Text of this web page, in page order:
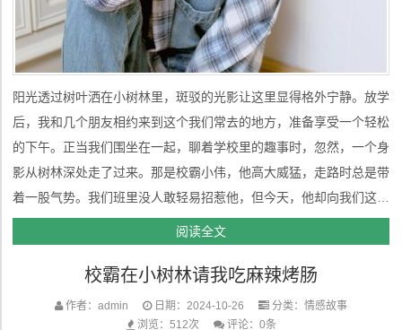
阳光透过树叶洒在小树林里，斑驳的光影让这里显得格外宁静。放学
后，我和几个朋友相约来到这个我们常去的地方，准备享受一个轻松
的下午。正当我们围坐在一起，聊着学校里的趣事时，忽然，一个身
影从树林深处走了过来。那是校霸小伟，他高大威猛，走路时总是带
着一股气势。我们班里没人敢轻易招惹他，但今天，他却向我们这边
走来，手里还提着一袋子烧烤。那一瞬间，大家都停下了聊天，目光
齐刷刷地投向他。我心中不禁有些紧张，毕竟与校霸打交道不是一件
容易的事。“小子们，...
阅读全文
校霸在小树林请我吃麻辣烤肠
作者：admin 日期：2024-10-26 分类： 情感故事
浏览：512次
评论：0条